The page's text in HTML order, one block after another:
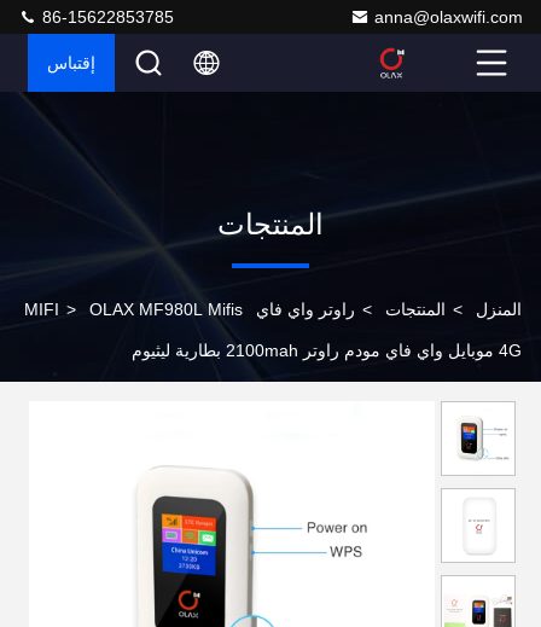
anna@olaxwifi.com
86-15622853785
إقتباس
المنتجات
المنزل > المنتجات > راوتر واي فاي MIFI > OLAX MF980L Mifis
4G موبايل واي فاي مودم راوتر 2100mah بطارية ليثيوم